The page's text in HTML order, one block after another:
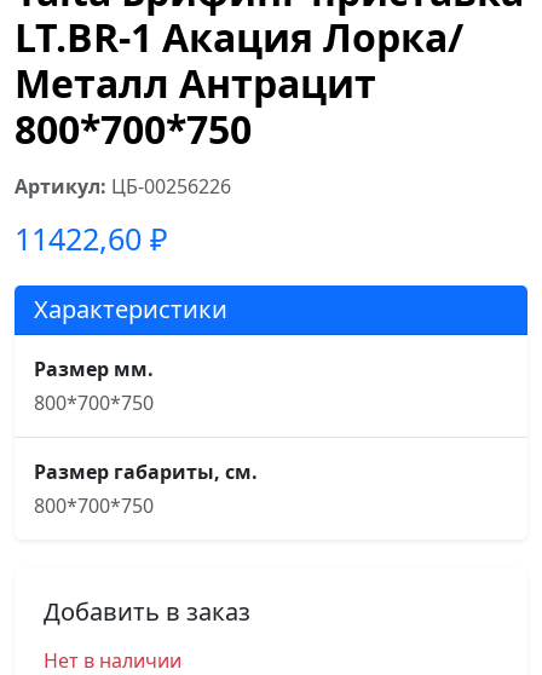
LT.BR-1 Акация Лорка/
Металл Антрацит
800*700*750
Артикул: ЦБ-00256226
11422,60 ₽
Характеристики
Размер мм.
800*700*750
Размер габариты, см.
800*700*750
Добавить в заказ
Нет в наличии